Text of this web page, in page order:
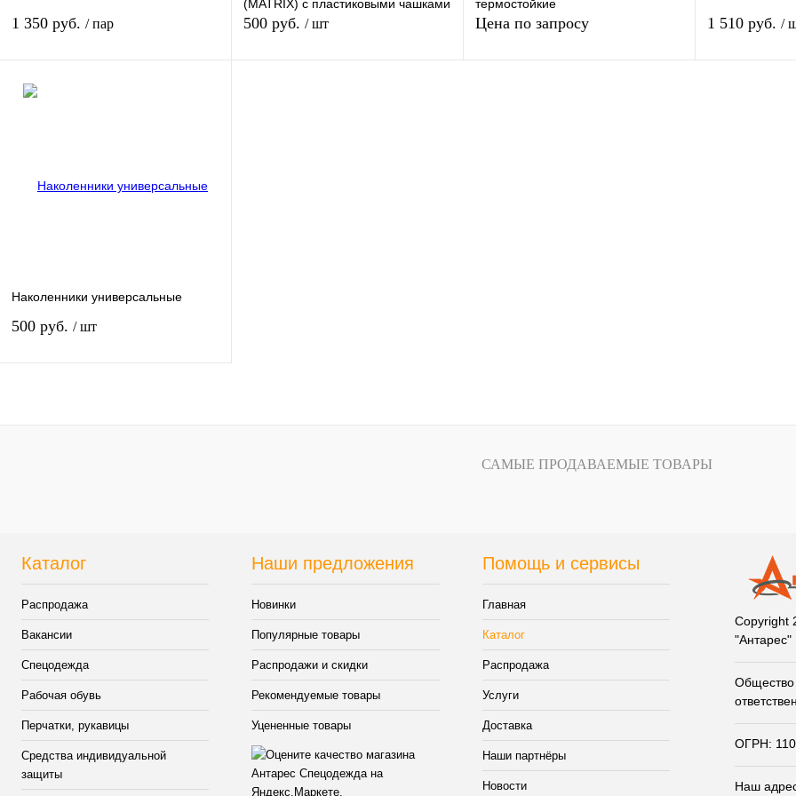
1 350 руб. / пар
(MATRIX) с пластиковыми чашками
500 руб. / шт
термостойкие
Цена по запросу 1 510 руб. /
Наколенники универсальные
500 руб. / шт
САМЫЕ ПРОДАВАЕМЫЕ ТОВАРЫ
Каталог
Распродажа
Вакансии
Спецодежда
Рабочая обувь
Перчатки, рукавицы
Средства индивидуальной
защиты
Наши предложения
Новинки
Популярные товары
Распродажи и скидки
Рекомендуемые товары
Уцененные товары
Помощь и сервисы
Главная
Каталог
Распродажа
Услуги
Доставка
Наши партнёры
Новости
"Антарес"
Общество
ОГРН:
Наш